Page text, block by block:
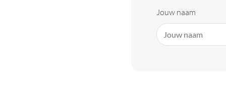
Jouw naam